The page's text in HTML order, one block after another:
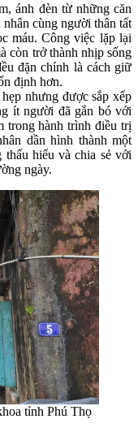
ánh đèn từ những căn
cùng người thân tất
máu. Công việc lặp lại
còn trở thành nhịp sống
đặn chính là cách giữ
định hơn.
nhưng được sắp xếp
ít người đã gắn bó với
trong hành trình điều trị
dần hình thành một
hiểu và chia sẻ với
ngày.
tỉnh Phú Thọ